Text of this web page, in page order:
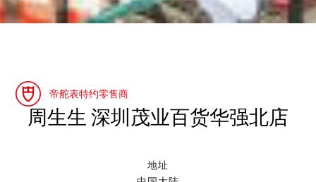
帝舵表特约零售商
‭周生生 深圳茂业百货华强北店‬
地址